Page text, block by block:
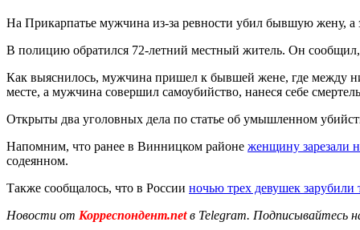
На Прикарпатье мужчина из-за ревности убил бывшую жену, а
В полицию обратился 72-летний местный житель. Он
Как выяснилось, мужчина пришел к бывшей жене, где между
месте, а мужчина совершил самоубийство, нанеся себе
Открыты два уголовных дела по статье об умышленном
Напомним, что ранее в Винницком районе женщину зарезали
содеянном.
Также сообщалось, что в России ночью трех девушек зарубили
Новости от Корреспондент.netв Telegram. Подписывайтесь